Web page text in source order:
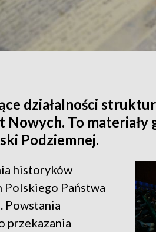
działalności
To materiały
Podziemnej.
historyków
Polskiego Państwa
Powstania
przekazania